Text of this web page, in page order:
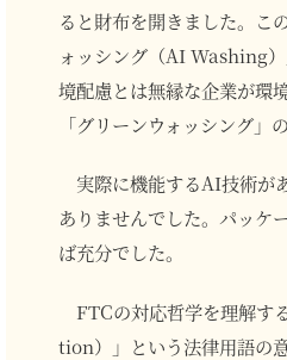
ると財布を開きました。こ
ォッシング（AI Washing
境配慮とは無縁な企業が環
「グリーンウォッシング」
実際に機能するAI技術が
ありませんでした。パッケ
ば充分でした。
FTCの対応哲学を理解す
tion）」という法律用語の